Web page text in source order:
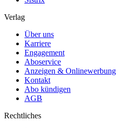
Verlag
Über uns
Karriere
Engagement
Aboservice
Anzeigen & Onlinewerbung
Kontakt
Abo kündigen
AGB
Rechtliches